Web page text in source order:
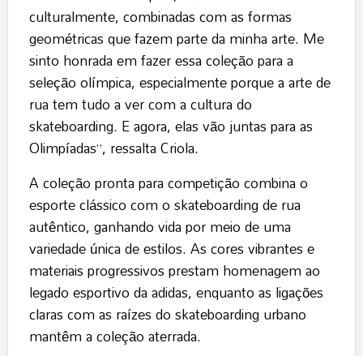
culturalmente, combinadas com as formas
geométricas que fazem parte da minha arte. Me
sinto honrada em fazer essa coleção para a
seleção olímpica, especialmente porque a arte de
rua tem tudo a ver com a cultura do
skateboarding. E agora, elas vão juntas para as
Olimpíadas”, ressalta Criola.
A coleção pronta para competição combina o
esporte clássico com o skateboarding de rua
autêntico, ganhando vida por meio de uma
variedade única de estilos. As cores vibrantes e
materiais progressivos prestam homenagem ao
legado esportivo da adidas, enquanto as ligações
claras com as raízes do skateboarding urbano
mantêm a coleção aterrada.